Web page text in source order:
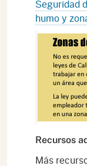
Seguridad
humo y
Recursos
Más